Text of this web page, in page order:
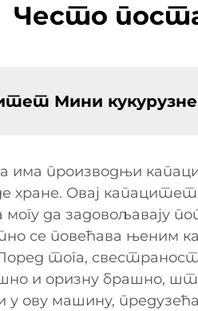
Често
Мини
има производњи
хране. Овај
да задовољавају
се повећава њеним
тога,
и оризну брашно,
у ову машину,